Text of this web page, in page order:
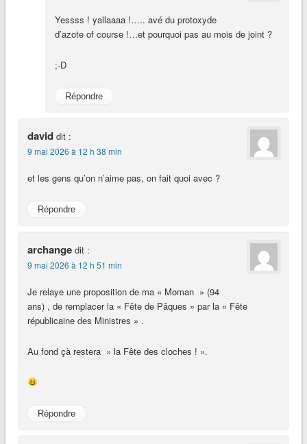
Yessss ! yallaaaa !….. avé du protoxyde
d’azote of course !…et pourquoi pas au mois de joint ?
;-D
Répondre
david dit :
9 mai 2026 à 12 h 38 min
et les gens qu’on n’aime pas, on fait quoi avec ?
Répondre
archange dit :
9 mai 2026 à 12 h 51 min
Je relaye une proposition de ma « Moman » (94
ans) , de remplacer la « Fête de Pâques » par la « Fête
républicaine des Ministres » .
Au fond çà restera » la Fête des cloches ! ».
Répondre